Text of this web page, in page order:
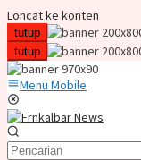
Loncat ke konten
tutup
tutup
Menu Mobile